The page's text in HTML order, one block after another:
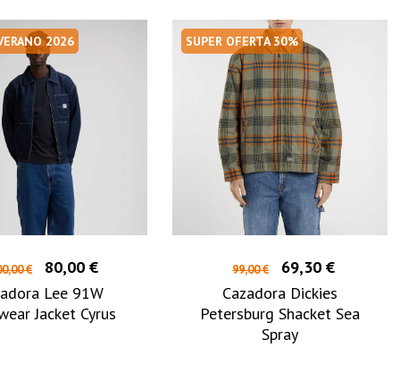
2026
€
80,00 €
Lee 91W
Jacket Cyrus
SUPER OFERTA 30%
99,00 €
69,30 €
Cazadora Dickies
Petersburg Shacket Sea
Spray